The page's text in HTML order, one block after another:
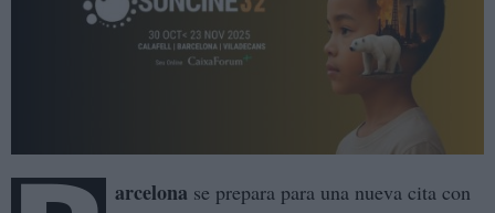
arcelona se prepara para una nueva cita con